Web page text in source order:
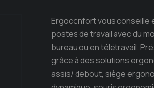
Ergoconfort vous conseille
postes de travail avec du
bureau ou en télétravail.
grâce à des solutions
assis/ debout, siège